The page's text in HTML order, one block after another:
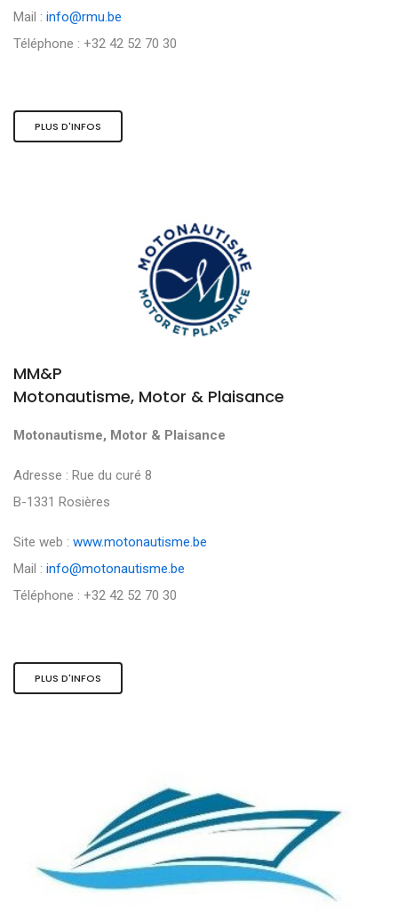
Mail : info@rmu.be
Téléphone : +32 42 52 70 30
PLUS D'INFOS
MM&P
Motonautisme, Motor & Plaisance
Motonautisme, Motor & Plaisance
Adresse : Rue du curé 8
B-1331 Rosières
Site web : www.motonautisme.be
Mail : info@motonautisme.be
Téléphone : +32 42 52 70 30
PLUS D'INFOS